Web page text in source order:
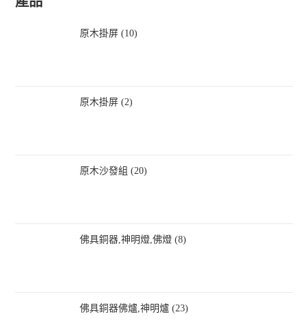
原木掛屏 (10)
原木掛屏 (2)
原木沙發組 (20)
佛具銅器,神明燈,佛燈 (8)
佛具銅器佛爐,神明爐 (23)